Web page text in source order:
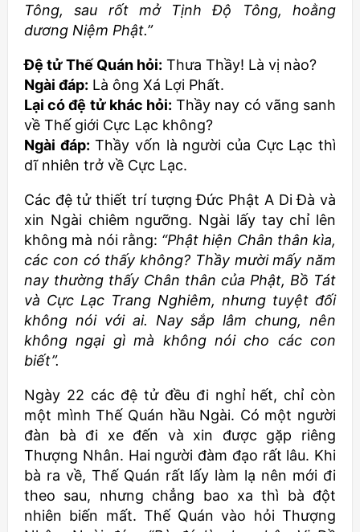
Tông, sau rốt mở Tịnh Độ Tông, hoằng
dương Niệm Phật.”
Đệ tử Thế Quán hỏi: Thưa Thầy! Là vị nào?
Ngài đáp: Là ông Xá Lợi Phất.
Lại có đệ tử khác hỏi: Thầy nay có vãng sanh
về Thế giới Cực Lạc không?
Ngài đáp: Thầy vốn là người của Cực Lạc thì
dĩ nhiên trở về Cực Lạc.
Các đệ tử thiết trí tượng Đức Phật A Di Đà và
xin Ngài chiêm ngưỡng. Ngài lấy tay chỉ lên
không mà nói rằng: “Phật hiện Chân thân kìa,
các con có thấy không? Thầy mười mấy năm
nay thường thấy Chân thân của Phật, Bồ Tát
và Cực Lạc Trang Nghiêm, nhưng tuyệt đối
không nói với ai. Nay sắp lâm chung, nên
không ngại gì mà không nói cho các con
biết”.
Ngày 22 các đệ tử đều đi nghỉ hết, chỉ còn
một mình Thế Quán hầu Ngài. Có một người
đàn bà đi xe đến và xin được gặp riêng
Thượng Nhân. Hai người đàm đạo rất lâu. Khi
bà ra về, Thế Quán rất lấy làm lạ nên mới đi
theo sau, nhưng chẳng bao xa thì bà đột
nhiên biến mất. Thế Quán vào hỏi Thượng